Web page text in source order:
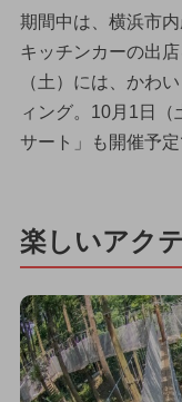
期間中は、横浜市
キッチンカーの出
（土）には、かわ
ィング。10月1日
サート」も開催予定
楽しいアク